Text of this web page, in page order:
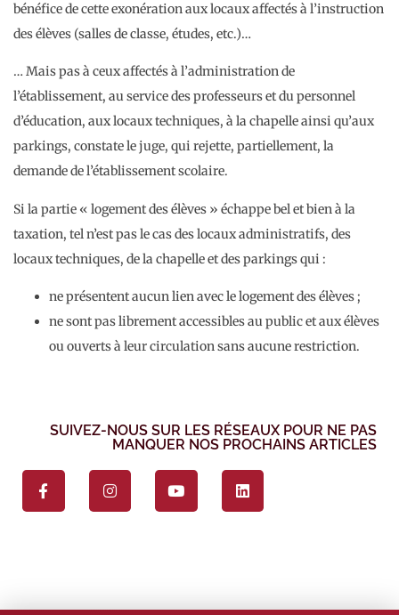
bénéfice de cette exonération aux locaux affectés à l’instruction
des élèves (salles de classe, études, etc.)…
… Mais pas à ceux affectés à l’administration de
l’établissement, au service des professeurs et du personnel
d’éducation, aux locaux techniques, à la chapelle ainsi qu’aux
parkings, constate le juge, qui rejette, partiellement, la
demande de l’établissement scolaire.
Si la partie « logement des élèves » échappe bel et bien à la
taxation, tel n’est pas le cas des locaux administratifs, des
locaux techniques, de la chapelle et des parkings qui :
ne présentent aucun lien avec le logement des élèves ;
ne sont pas librement accessibles au public et aux élèves
ou ouverts à leur circulation sans aucune restriction.
SUIVEZ-NOUS SUR LES RÉSEAUX POUR NE PAS
MANQUER NOS PROCHAINS ARTICLES